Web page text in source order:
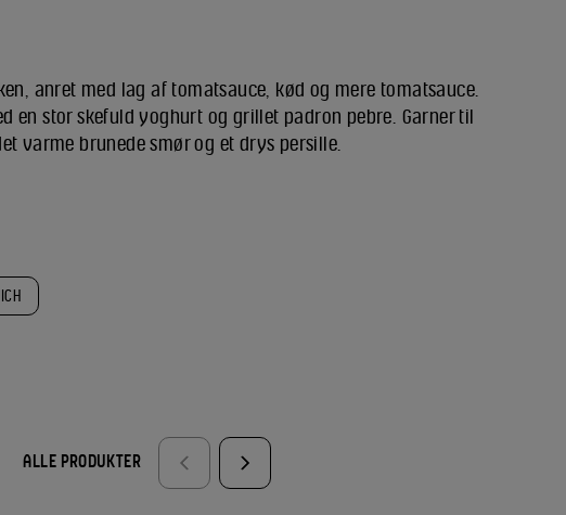
anret med lag af tomatsauce, kød og mere tomatsauce.
en stor skefuld yoghurt og grillet padron pebre. Garner til
varme brunede smør og et drys persille.
ALLE PRODUKTER